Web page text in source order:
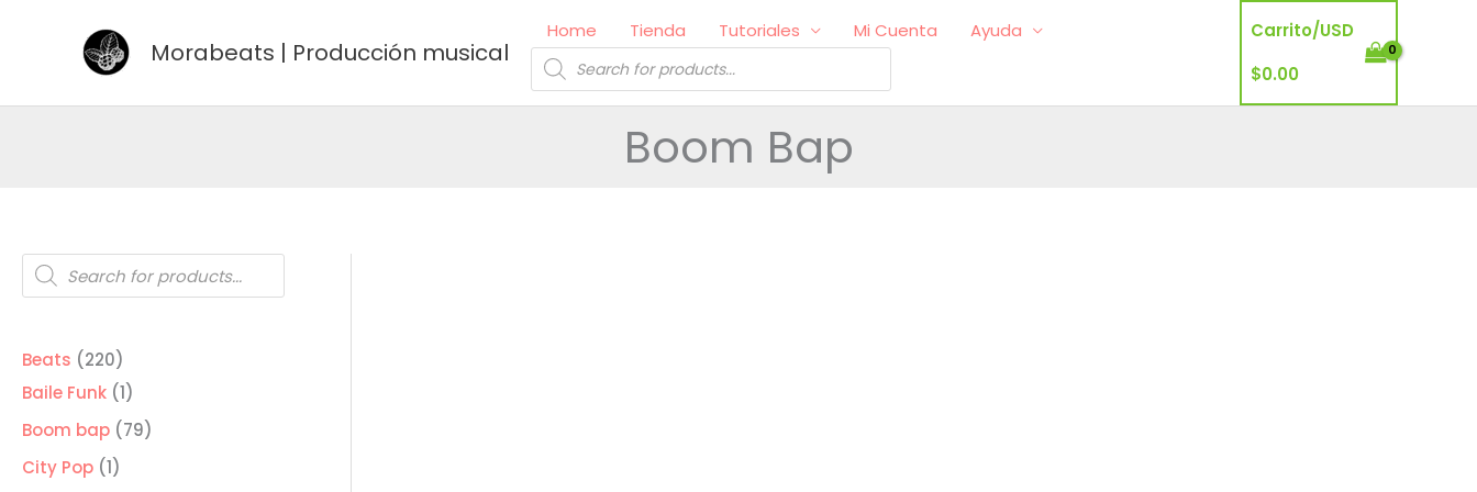
Morabeats | Producción musical
Home Tienda Tutoriales Mi Cuenta
Ayuda
Búsqueda
de
productos
Carrito/USD
$0.00
Boom Bap
Búsqueda
de
productos
Beats 220220
productos
Baile Funk 11
producto
Boom bap 7979
City Pop 11